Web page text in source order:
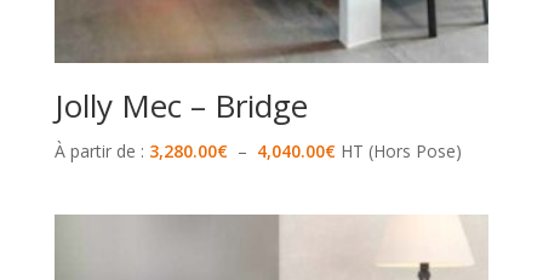
Jolly Mec – Bridge
À partir de : 3,280.00€ – 4,040.00€Plage
HT (Hors Pose)